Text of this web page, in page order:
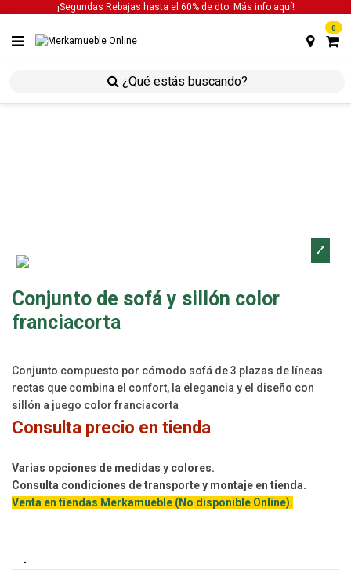
¡Segundas Rebajas hasta el 60% de dto. Más info aquí!
0
estancias estancias sofá
conjunto de sofá
Conjunto de sofá y sillón color
franciacorta
Conjunto compuesto por cómodo sofá de 3 plazas de líneas
rectas que combina el confort, la elegancia y el diseño con
sillón a juego color franciacorta
Consulta precio en tienda
Varias opciones de medidas y colores.
Consulta condiciones de transporte y montaje en tienda.
Venta en tiendas Merkamueble (No disponible Online).
-